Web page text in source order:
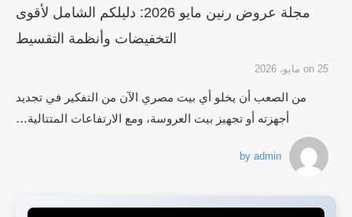
مجلة عروض رنين مايو 2026: دليلكم الشامل لأقوى
التخفيضات وأنظمة التقسيط
on 25 مايو، 2026
من الصعب أن يخلو أي بيت مصري الآن من التفكير في تجديد
أجهزته أو تجهيز بيت العروسة، ومع الارتفاعات المتتالية…
by admin